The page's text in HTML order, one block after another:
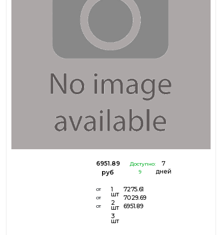
6951.89
руб
Доступно:
9
7
дней
от
от
от
1
шт
2
шт
3
шт
7275.61
7029.69
6951.89